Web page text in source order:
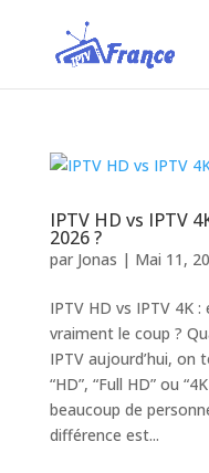
IPTV HD vs IPTV
2026 ?
par Jonas | Mai 11,
IPTV HD vs IPTV 4K
vraiment le coup ?
IPTV aujourd’hui,
“HD”, “Full HD” ou
beaucoup de
différence est...